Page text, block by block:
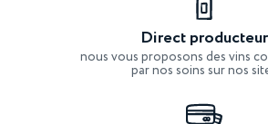
Direct producteur
nous vous proposons des vins
par nos soins sur nos